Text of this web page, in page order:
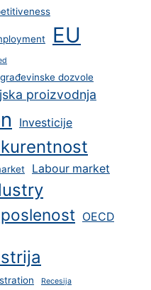
EU
građevinske dozvole
proizvodnja
Investicije
Labour market
OECD
Recesija